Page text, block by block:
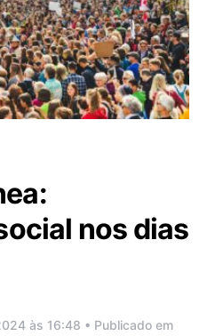
nos dias
às 16:48 • Publicado em